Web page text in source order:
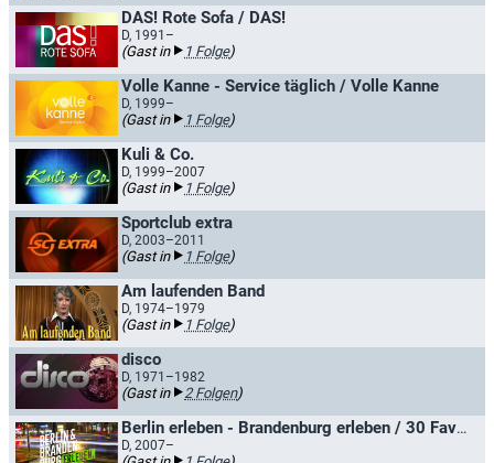
DAS! Rote Sofa / DAS!
D, 1991–
(Gast in 1 Folge)
Volle Kanne - Service täglich / Volle Kanne
D, 1999–
(Gast in 1 Folge)
Kuli & Co.
D, 1999–2007
(Gast in 1 Folge)
Sportclub extra
D, 2003–2011
(Gast in 1 Folge)
Am laufenden Band
D, 1974–1979
(Gast in 1 Folge)
disco
D, 1971–1982
(Gast in 2 Folgen)
Berlin erleben - Brandenburg erleben / 30 Favoriten
D, 2007–